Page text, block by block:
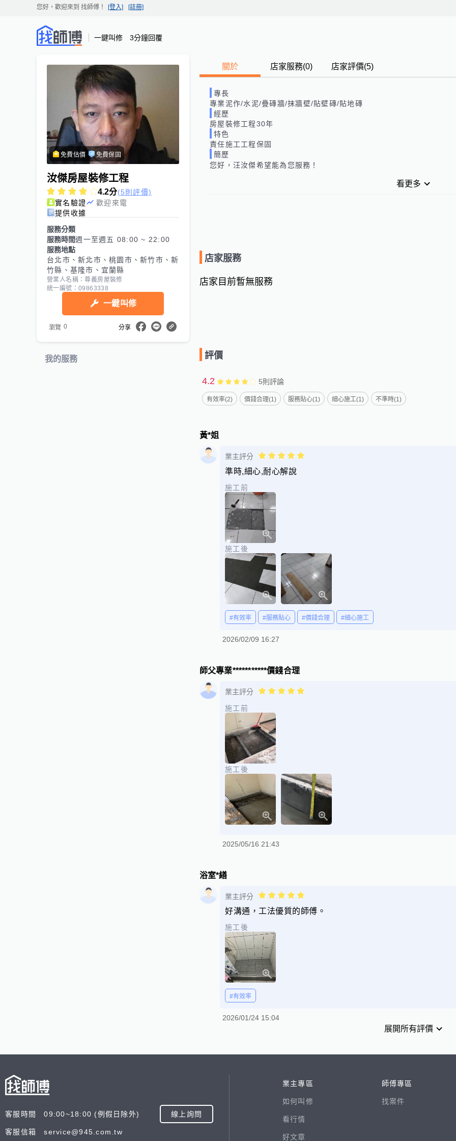
您好，歡迎來到 找師傅 ！ [登入] [註冊]
一鍵叫修 3分鐘回覆
免費估價 免費保固
汝傑房屋裝修工程
4.2分(5則評價)
實名驗證
歡迎來電
提供收據
服務分類
服務時間週一至週五 08:00 ~ 22:00
服務地點
台北市、新北市、桃園市、新竹市、新
竹縣、基隆市、宜蘭縣
營業人名稱：尊義房屋裝修
統一編號：09863338
一鍵叫修
瀏覽 0 分享
我的服務
關於 店家服務(0) 店家評價(5)
專長
專業泥作/水泥/疊磚牆/抹牆壁/貼壁磚/貼地磚
經歷
房屋裝修工程30年
特色
責任施工工程保固
簡歷
您好，汪汝傑希望能為您服務！
看更多
店家服務
店家目前暫無服務
評價
4.2 5則評論
有效率(2) 價錢合理(1) 服務貼心(1) 細心施工(1) 不準時(1)
黃*姐
業主評分
準時,細心,耐心解說
施工前
施工後
#有效率 #服務貼心 #價錢合理 #細心施工
2026/02/09 16:27
師父專業***********價錢合理
業主評分
施工前
施工後
2025/05/16 21:43
浴室*繕
業主評分
好溝通，工法優質的師傅。
施工後
#有效率
2026/01/24 15:04
展開所有評價
客服時間 09:00~18:00 (例假日除外) 線上詢問
客服信箱 service@945.com.tw
業主專區
如何叫修
看行情
好文章
師傅專區
找案件